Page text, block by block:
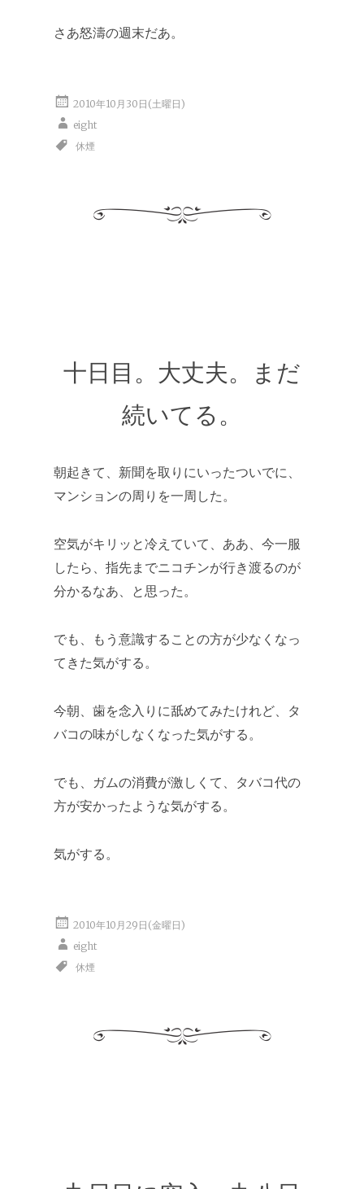
さあ怒濤の週末だあ。
2010年10月30日(土曜日)
eight
休煙
十日目。大丈夫。まだ
続いてる。
朝起きて、新聞を取りにいったついでに、
マンションの周りを一周した。
空気がキリッと冷えていて、ああ、今一服
したら、指先までニコチンが行き渡るのが
分かるなあ、と思った。
でも、もう意識することの方が少なくなっ
てきた気がする。
今朝、歯を念入りに舐めてみたけれど、タ
バコの味がしなくなった気がする。
でも、ガムの消費が激しくて、タバコ代の
方が安かったような気がする。
気がする。
2010年10月29日(金曜日)
eight
休煙